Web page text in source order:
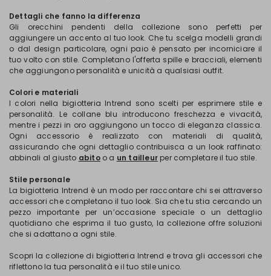
Dettagli che fanno la differenza
Gli orecchini pendenti della collezione sono perfetti per
aggiungere un accento al tuo look. Che tu scelga modelli grandi
o dal design particolare, ogni paio è pensato per incorniciare il
tuo volto con stile. Completano l'offerta spille e bracciali, elementi
che aggiungono personalità e unicità a qualsiasi outfit.
Colori e materiali
I colori nella bigiotteria Intrend sono scelti per esprimere stile e
personalità. Le collane blu introducono freschezza e vivacità,
mentre i pezzi in oro aggiungono un tocco di eleganza classica.
Ogni accessorio è realizzato con materiali di qualità,
assicurando che ogni dettaglio contribuisca a un look raffinato:
abbinali al giusto abitoo a un tailleur per completare il tuo stile.
Stile personale
La bigiotteria Intrend è un modo per raccontare chi sei attraverso
accessori che completano il tuo look. Sia che tu stia cercando un
pezzo importante per un’occasione speciale o un dettaglio
quotidiano che esprima il tuo gusto, la collezione offre soluzioni
che si adattano a ogni stile.
Scopri la collezione di bigiotteria Intrend e trova gli accessori che
riflettono la tua personalità e il tuo stile unico.